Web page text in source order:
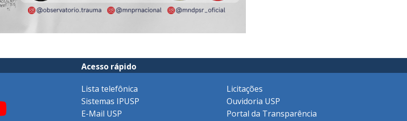
Acesso rápido
Lista telefônica
Sistemas IPUSP
E-Mail USP
Licitações
Ouvidoria USP
Portal da Transparência